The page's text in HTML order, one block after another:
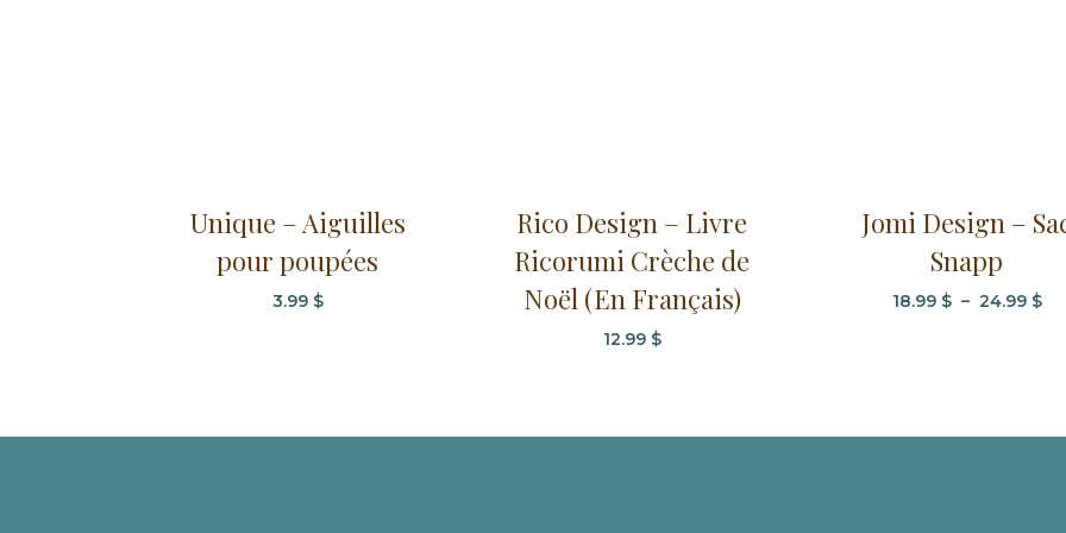
Unique – Aiguilles
pour poupées
3.99 $
Rico Design – Livre
Ricorumi Crèche de
Noël (En Français)
12.99 $
produitJomi Design –
Snapp
18.99 $ – 24.99 $